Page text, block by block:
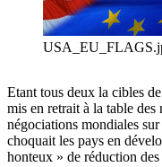
Etant tous deux la cibles
mis en retrait à la table
négociations mondiales
choquait les pays en
honteux » de réduction des